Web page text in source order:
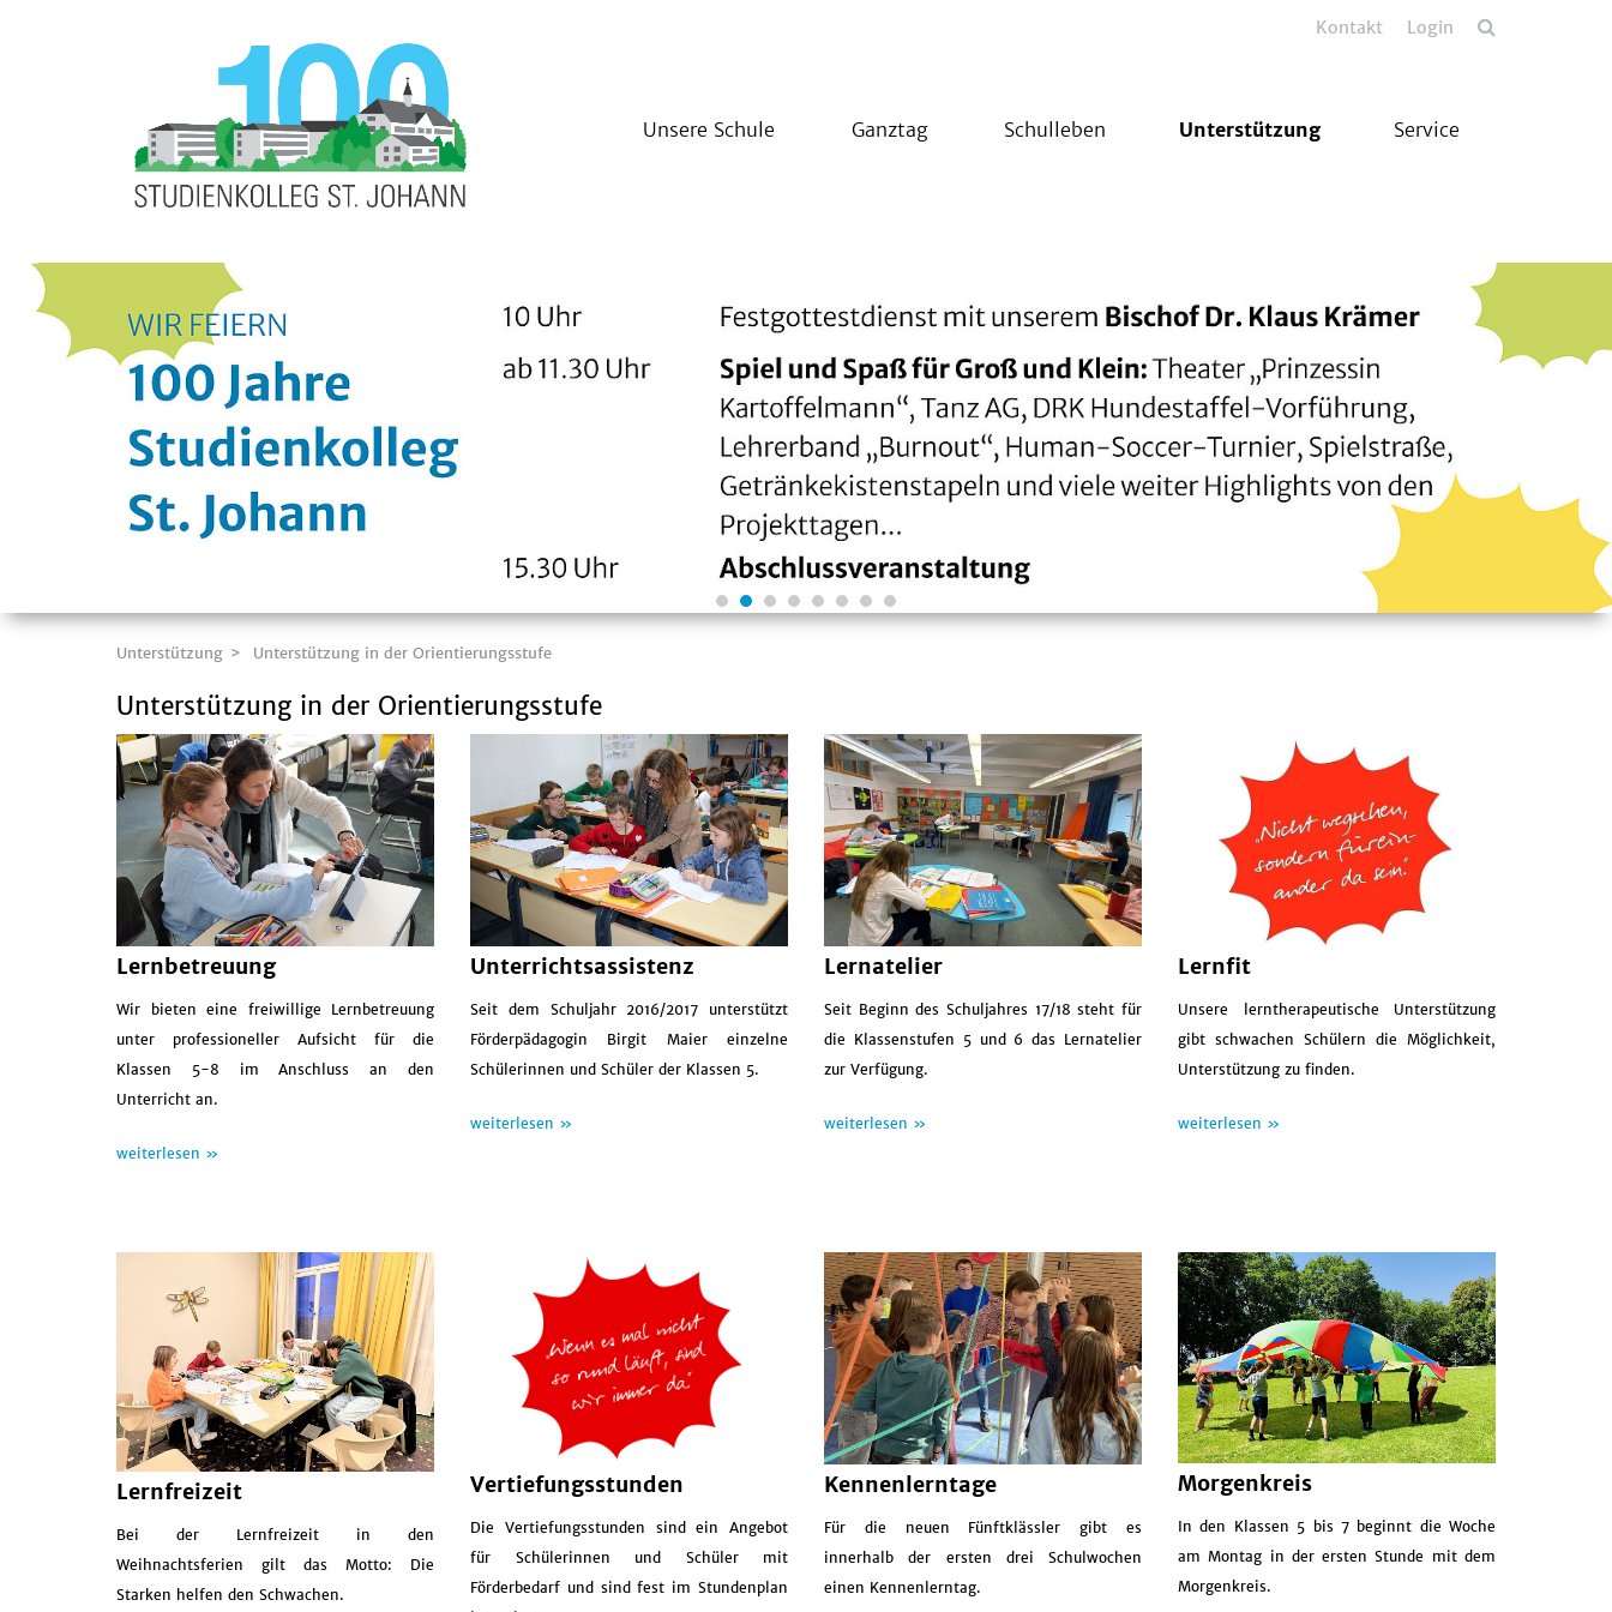
Kontakt Login
Unsere Schule Ganztag Schulleben Unterstützung Service
Unterstützung Unterstützung in der Orientierungsstufe
Unterstützung in der Orientierungsstufe
Lernbetreuung
Wir bieten eine freiwillige Lernbetreuung
unter professioneller Aufsicht für die
Klassen 5-8 im Anschluss an den
Unterricht an.
weiterlesen »
Unterrichtsassistenz
Seit dem Schuljahr 2016/2017 unterstützt
Förderpädagogin Birgit Maier einzelne
Schülerinnen und Schüler der Klassen 5.
weiterlesen »
Lernatelier
Seit Beginn des Schuljahres 17/18 steht für
die Klassenstufen 5 und 6 das Lernatelier
zur Verfügung.
weiterlesen »
Lernfit
Unsere lerntherapeutische Unterstützung
gibt schwachen Schülern die Möglichkeit,
Unterstützung zu finden.
weiterlesen »
Lernfreizeit
Bei der Lernfreizeit in den
Weihnachtsferien gilt das Motto: Die
Starken helfen den Schwachen.
Vertiefungsstunden
Die Vertiefungsstunden sind ein Angebot
für Schülerinnen und Schüler mit
Förderbedarf und sind fest im Stundenplan
Kennenlerntage
Für die neuen Fünftklässler gibt es
innerhalb der ersten drei Schulwochen
einen Kennenlerntag.
Morgenkreis
In den Klassen 5 bis 7 beginnt die Woche
am Montag in der ersten Stunde mit dem
Morgenkreis.